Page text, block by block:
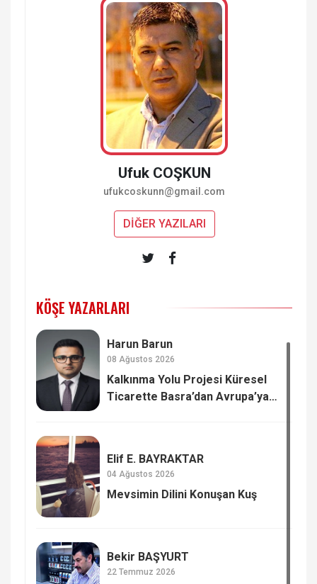
Ufuk COŞKUN
ufukcoskunn@gmail.com
DİĞER YAZILARI
KÖŞE YAZARLARI
Harun Barun
08 Ağustos 2026
Kalkınma Yolu Projesi Küresel
Ticarette Basra’dan Avrupa’ya
Elif E. BAYRAKTAR
04 Ağustos 2026
Mevsimin Dilini Konuşan Kuş
Bekir BAŞYURT
22 Temmuz 2026